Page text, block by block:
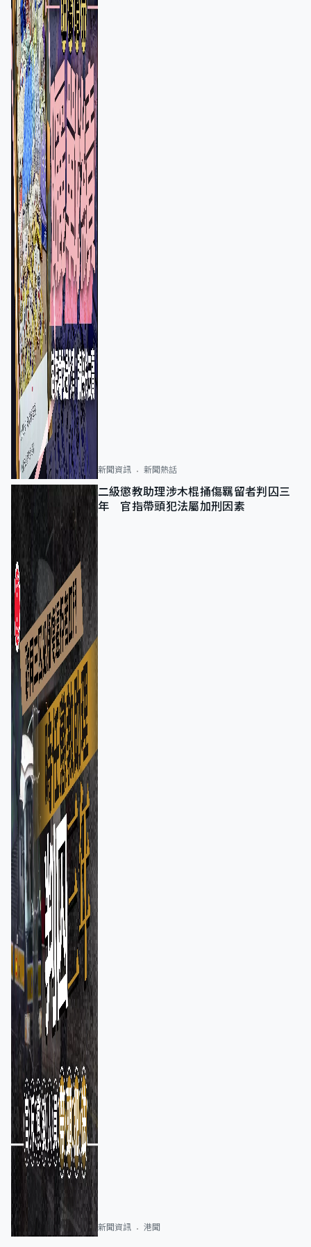
新聞資訊 新聞熱話
二級懲教助理涉木棍捅傷羈留者判囚三
年 官指帶頭犯法屬加刑因素
新聞資訊 港聞